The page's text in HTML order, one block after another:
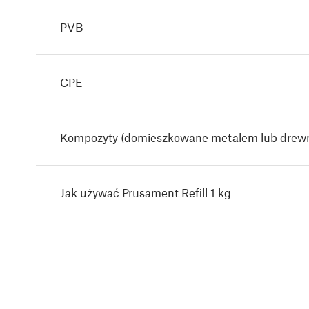
PVB
CPE
Kompozyty (domieszkowane metalem lub
Jak używać Prusament Refill 1 kg